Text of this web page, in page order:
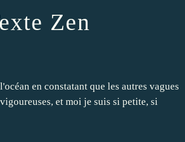
Zen
en constatant que les autres vagues
et moi je suis si petite, si